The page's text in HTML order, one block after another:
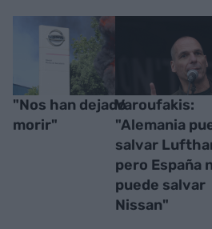
"Nos han dejado
morir"
Varoufakis:
"Alemania
salvar
pero España
puede salvar
Nissan"